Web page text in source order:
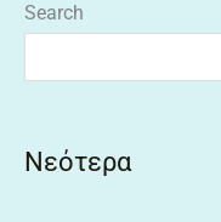
Search
Νεότερα